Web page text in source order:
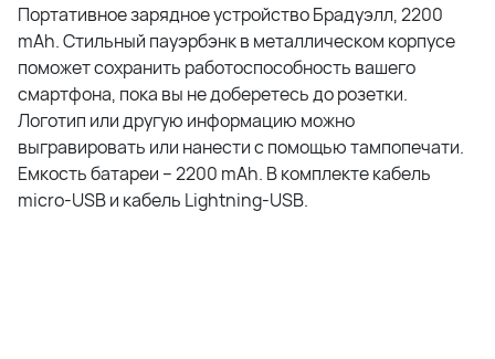
Портативное зарядное устройство Брадуэлл, 2200
mAh. Стильный пауэрбэнк в металлическом корпусе
поможет сохранить работоспособность вашего
смартфона, пока вы не доберетесь до розетки.
Логотип или другую информацию можно
выгравировать или нанести с помощью тампопечати.
Емкость батареи – 2200 mAh. В комплекте кабель
micro-USB и кабель Lightning-USB.